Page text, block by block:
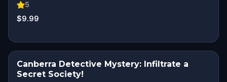
5
$9.99
Canberra Detective Mystery: Infiltrate a
Secret Society!